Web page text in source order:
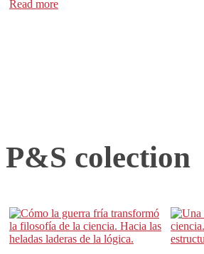
Read more
P&S colection